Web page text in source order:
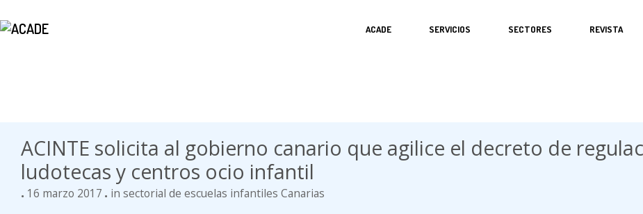
ACADE SERVICIOS SECTORES REVISTA
ACINTE solicita al gobierno canario que agilice el decreto de
ludotecas y centros ocio infantil
16 marzo 2017 in sectorial de escuelas infantiles Canarias